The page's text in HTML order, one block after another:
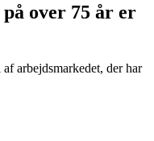
over 75 år er
arbejdsmarkedet, der har